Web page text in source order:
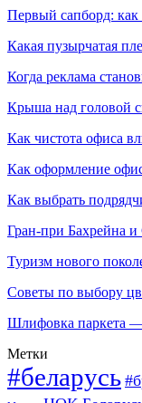
Первый сапборд: как
Какая пузырчатая
Когда реклама
Крыша над головой
Как чистота офиса
Как оформление
Как выбрать
Гран-при Бахрейна и
Туризм нового
Советы по выбору
Шлифовка паркета —
Метки
#беларусь